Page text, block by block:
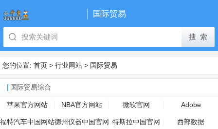
国际贸易
您的位置: 首页 > 行业网站 > 国际贸易
国际贸易综合
苹果官方网站 NBA官方网站 微软官网 Adobe
福特汽车中国网站德州仪器中国官网 特斯拉中国官网 西部数据